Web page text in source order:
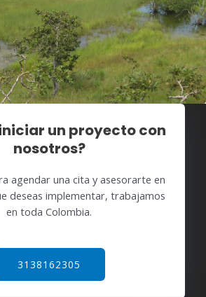
un proyecto con
nosotros?
agendar una cita y asesorarte en
deseas implementar, trabajamos
en toda Colombia.
3138162305